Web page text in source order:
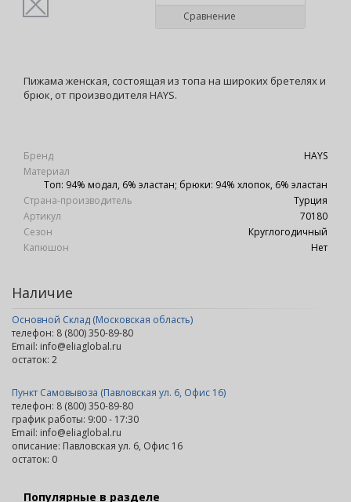
Сравнение
Пижама женская, состоящая из топа на широких бретелях и
брюк, от производителя HAYS.
Бренд
HAYS
Материал
Топ: 94% модал, 6% эластан; брюки: 94% хлопок, 6% эластан
Страна-производитель
Турция
Артикул
70180
Сезон
Круглогодичный
Капюшон
Нет
Наличие
Основной Склад (Московская область)
телефон: 8 (800) 350-89-80
Email: info@eliaglobal.ru
остаток: 2
Пункт Самовывоза (Павловская ул. 6, Офис 16)
телефон: 8 (800) 350-89-80
график работы: 9:00 - 17:30
Email: info@eliaglobal.ru
описание: Павловская ул. 6, Офис 16
остаток: 0
Популярные в разделе